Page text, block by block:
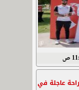
عاجلة في